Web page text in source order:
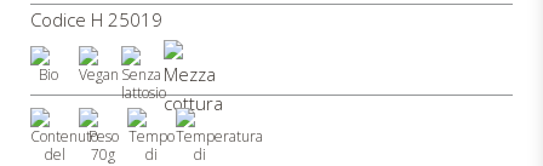
Codice H 25019
70g